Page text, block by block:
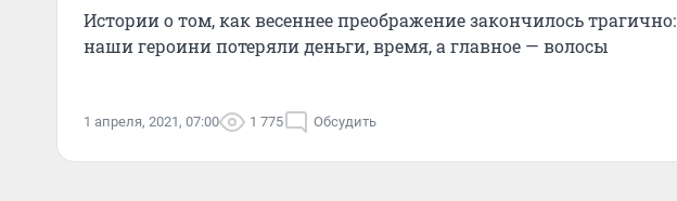
Истории о том, как весеннее преображение закончилось трагично:
наши героини потеряли деньги, время, а главное — волосы
1 апреля, 2021, 07:00 1 775 Обсудить